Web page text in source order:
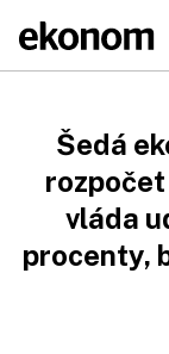
Šedá
vláda
procenty,